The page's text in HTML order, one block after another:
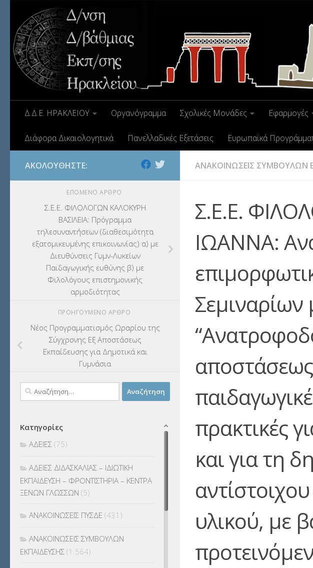
Δ.Δ.Ε. ΗΡΑΚΛΕΙΟΥ Οργανόγραμμα Σχολικές Μονάδες Εφαρμογές
Διάφορα Δικαιολογητικά Πανελλαδικές Εξετάσεις Ευρωπαϊκά
ΑΝΑΚΟΙΝΩΣΕΙΣ ΣΥΜΒΟΥΛΩΝ
Σ.Ε.Ε.
ΙΩΑΝΝΑ:
Σεμιναρίων
πρακτικές
και για τη
υλικού, με
ΑΚΟΛΟΥΘΉΣΤΕ:
ΕΠΌΜΕΝΟ ΆΡΘΡΟ
Σ.Ε.Ε. ΦΙΛΟΛΟΓΩΝ ΚΑΛΟΚΥΡΗ
ΒΑΣΙΛΕΙΑ: Πρόγραμμα
τηλεσυναντήσεων (διαθεσιμότητα
εξατομικευμένης επικοινωνίας) α) με
Διευθύνσεις Γυμν-Λυκείων
Παιδαγωγικής ευθύνης β) με
Φιλολόγους επιστημονικής
αρμοδιότητας
ΠΡΟΗΓΟΎΜΕΝΟ ΆΡΘΡΟ
Νέος Προγραμματισμός Ωραρίου της
Σύγχρονης Εξ Αποστάσεως
Εκπαίδευσης για Δημοτικά και
Γυμνάσια
Αναζήτηση
για:
Κατηγορίες
ΑΔΕΙΕΣ (75)
ΑΔΕΙΕΣ ΔΙΔΑΣΚΑΛΙΑΣ – ΙΔΙΩΤΙΚΗ
ΕΚΠΑΙΔΕΥΣΗ – ΦΡΟΝΤΙΣΤΗΡΙΑ – ΚΕΝΤΡΑ
ΞΕΝΩΝ ΓΛΩΣΣΩΝ (5)
ΑΝΑΚΟΙΝΩΣΕΙΣ ΠΥΣΔΕ (431)
ΑΝΑΚΟΙΝΩΣΕΙΣ ΣΥΜΒΟΥΛΩΝ
ΕΚΠΑΙΔΕΥΣΗΣ (1.564)